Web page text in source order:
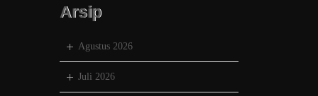
Arsip
Agustus 2026
Juli 2026